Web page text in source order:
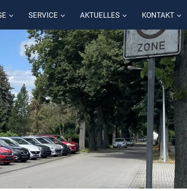
SERVICE AKTUELLES KONTAKT